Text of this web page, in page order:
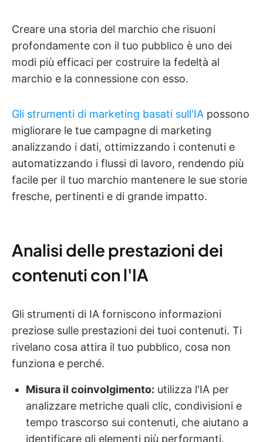
Creare una storia del marchio che risuoni
profondamente con il tuo pubblico è uno dei
modi più efficaci per costruire la fedeltà al
marchio e la connessione con esso.
Gli strumenti di marketing basati sull'IA possono
migliorare le tue campagne di marketing
analizzando i dati, ottimizzando i contenuti e
automatizzando i flussi di lavoro, rendendo più
facile per il tuo marchio mantenere le sue storie
fresche, pertinenti e di grande impatto.
Analisi delle prestazioni dei
contenuti con l'IA
Gli strumenti di IA forniscono informazioni
preziose sulle prestazioni dei tuoi contenuti. Ti
rivelano cosa attira il tuo pubblico, cosa non
funziona e perché.
Misura il coinvolgimento: utilizza l'IA per
analizzare metriche quali clic, condivisioni e
tempo trascorso sui contenuti, che aiutano a
identificare gli elementi più performanti.